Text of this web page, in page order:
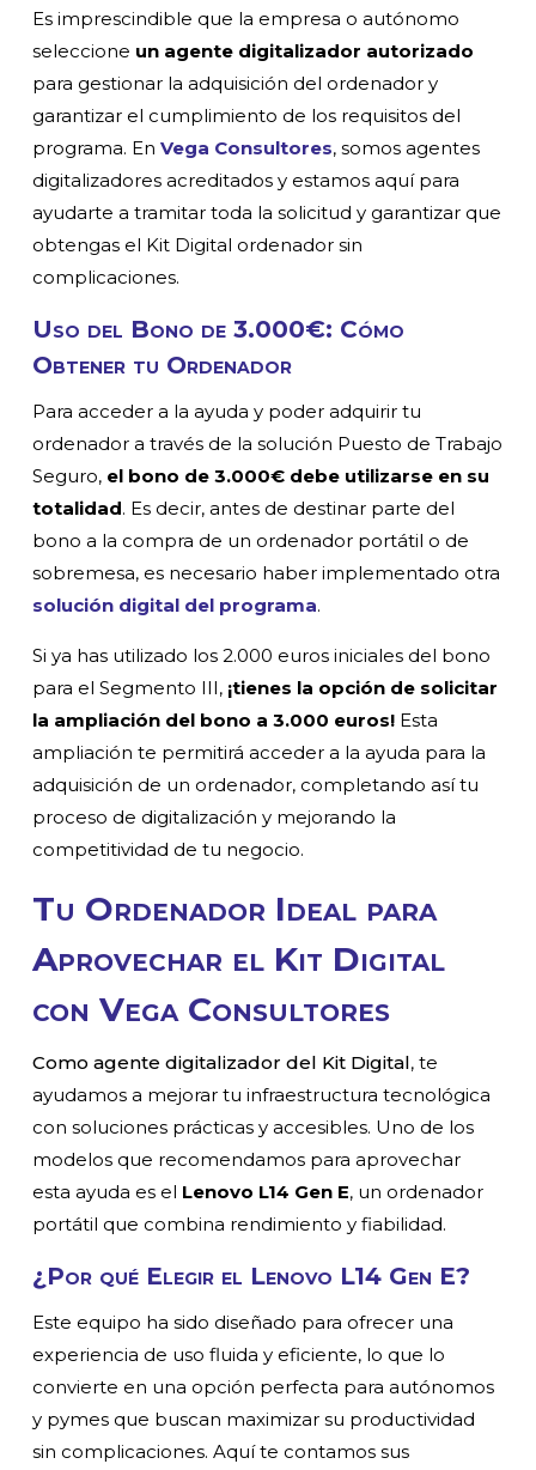
Es imprescindible que la empresa o autónomo
seleccione un agente digitalizador autorizado
para gestionar la adquisición del ordenador y
garantizar el cumplimiento de los requisitos del
programa. EnVega Consultores, somos agentes
digitalizadores acreditados y estamos aquí para
ayudarte a tramitar toda la solicitud y garantizar que
obtengas el Kit Digital ordenador sin
complicaciones.
Uso del Bono de 3.000€: Cómo
Obtener tu Ordenador
Para acceder a la ayuda y poder adquirir tu
ordenador a través de la solución Puesto de Trabajo
Seguro, el bono de 3.000€ debe utilizarse en su
totalidad. Es decir, antes de destinar parte del
bono a la compra de un ordenador portátil o de
sobremesa, es necesario haber implementado otra
solución digital del programa.
Si ya has utilizado los 2.000 euros iniciales del bono
para el Segmento III, ¡tienes la opción de solicitar
la ampliación del bono a 3.000 euros! Esta
ampliación te permitirá acceder a la ayuda para la
adquisición de un ordenador, completando así tu
proceso de digitalización y mejorando la
competitividad de tu negocio.
Tu Ordenador Ideal para
Aprovechar el Kit Digital
con Vega Consultores
Como agente digitalizador del Kit Digital, te
ayudamos a mejorar tu infraestructura tecnológica
con soluciones prácticas y accesibles. Uno de los
modelos que recomendamos para aprovechar
esta ayuda es el Lenovo L14 Gen E, un ordenador
portátil que combina rendimiento y fiabilidad.
¿Por qué Elegir el Lenovo L14 Gen E?
Este equipo ha sido diseñado para ofrecer una
experiencia de uso fluida y eficiente, lo que lo
convierte en una opción perfecta para autónomos
y pymes que buscan maximizar su productividad
sin complicaciones. Aquí te contamos sus